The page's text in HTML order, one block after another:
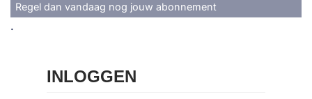
Regel dan vandaag nog jouw abonnement
.
INLOGGEN